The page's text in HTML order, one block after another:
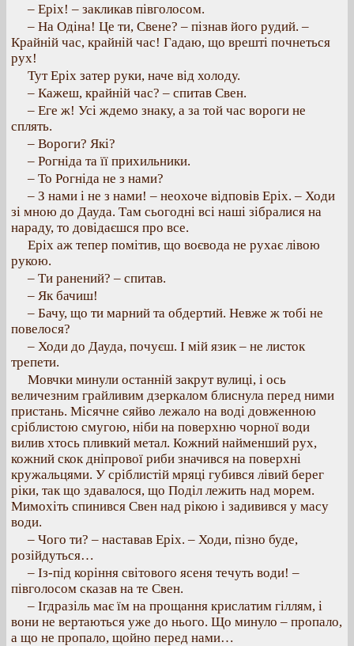
– Еріх! – закликав півголосом.
– На Одіна! Це ти, Свене? – пізнав його рудий. –
Крайній час, крайній час! Гадаю, що врешті почнеться
рух!
Тут Еріх затер руки, наче від холоду.
– Кажеш, крайній час? – спитав Свен.
– Еге ж! Усі ждемо знаку, а за той час вороги не
сплять.
– Вороги? Які?
– Рогніда та її прихильники.
– То Рогніда не з нами?
– З нами і не з нами! – неохоче відповів Еріх. – Ходи
зі мною до Дауда. Там сьогодні всі наші зібралися на
нараду, то довідаєшся про все.
Еріх аж тепер помітив, що воєвода не рухає лівою
рукою.
– Ти ранений? – спитав.
– Як бачиш!
– Бачу, що ти марний та обдертий. Невже ж тобі не
повелося?
– Ходи до Дауда, почуєш. І мій язик – не листок
трепети.
Мовчки минули останній закрут вулиці, і ось
величезним грайливим дзеркалом блиснула перед ними
пристань. Місячне сяйво лежало на воді довженною
сріблистою смугою, ніби на поверхню чорної води
вилив хтось пливкий метал. Кожний найменший рух,
кожний скок дніпрової риби значився на поверхні
кружальцями. У сріблистій мряці губився лівий берег
ріки, так що здавалося, що Поділ лежить над морем.
Мимохіть спинився Свен над рікою і задивився у масу
води.
– Чого ти? – наставав Еріх. – Ходи, пізно буде,
розійдуться…
– Із-під коріння світового ясеня течуть води! –
півголосом сказав на те Свен.
– Ігдразіль має їм на прощання крислатим гіллям, і
вони не вертаються уже до нього. Що минуло – пропало,
а що не пропало, щойно перед нами…